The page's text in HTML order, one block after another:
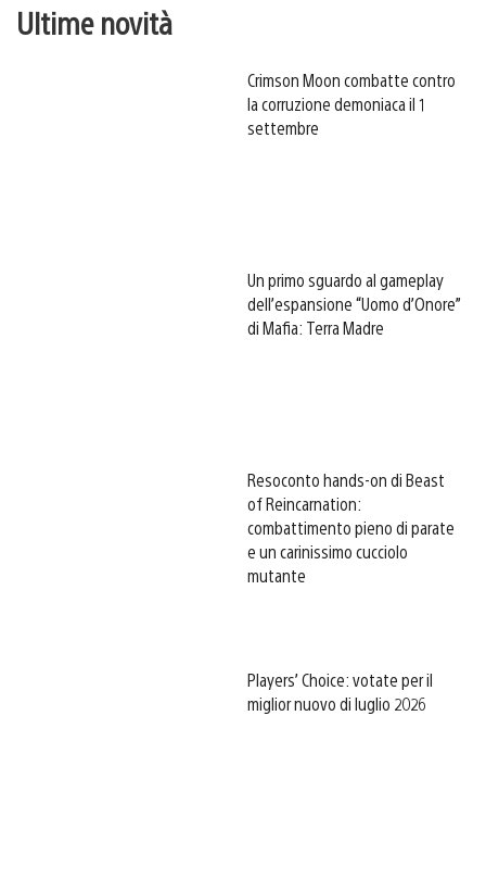
Ultime novità
Crimson Moon combatte contro
la corruzione demoniaca il 1
settembre
Un primo sguardo al gameplay
dell’espansione “Uomo d’Onore”
di Mafia: Terra Madre
Resoconto hands-on di Beast
of Reincarnation:
combattimento pieno di parate
e un carinissimo cucciolo
mutante
Players’ Choice: votate per il
miglior nuovo di luglio 2026